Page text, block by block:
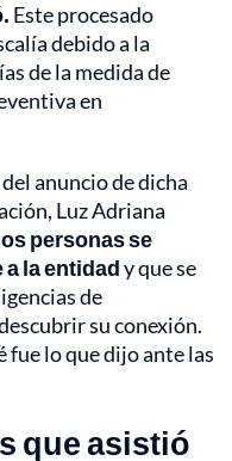
Este procesado
debido a la
de la medida de
en
anuncio de dicha
Luz Adriana
personas se
la entidady que se
de
su conexión.
fue lo que dijo ante las
que asistió